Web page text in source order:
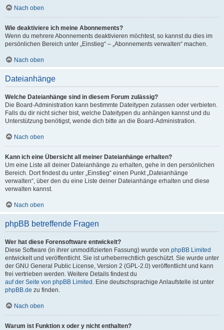
Nach oben
Wie deaktiviere ich meine Abonnements?
Wenn du mehrere Abonnements deaktivieren möchtest, so kannst du dies im
persönlichen Bereich unter „Einstieg“ – „Abonnements verwalten“ machen.
Nach oben
Dateianhänge
Welche Dateianhänge sind in diesem Forum zulässig?
Die Board-Administration kann bestimmte Dateitypen zulassen oder verbieten.
Falls du dir nicht sicher bist, welche Dateitypen du anhängen kannst und du
Unterstützung benötigst, wende dich bitte an die Board-Administration.
Nach oben
Kann ich eine Übersicht all meiner Dateianhänge erhalten?
Um eine Liste all deiner Dateianhänge zu erhalten, gehe in den persönlichen
Bereich. Dort findest du unter „Einstieg“ einen Punkt „Dateianhänge
verwalten“, über den du eine Liste deiner Dateianhänge erhalten und diese
verwalten kannst.
Nach oben
phpBB betreffende Fragen
Wer hat diese Forensoftware entwickelt?
Diese Software (in ihrer unmodifizierten Fassung) wurde von phpBB Limited
entwickelt und veröffentlicht. Sie ist urheberrechtlich geschützt. Sie wurde unter
der GNU General Public License, Version 2 (GPL-2.0) veröffentlicht und kann
frei vertrieben werden. Weitere Details findest du
auf der Seite von phpBB Limited . Eine deutschsprachige Anlaufstelle ist unter
phpBB.de zu finden.
Nach oben
Warum ist Funktion x oder y nicht enthalten?